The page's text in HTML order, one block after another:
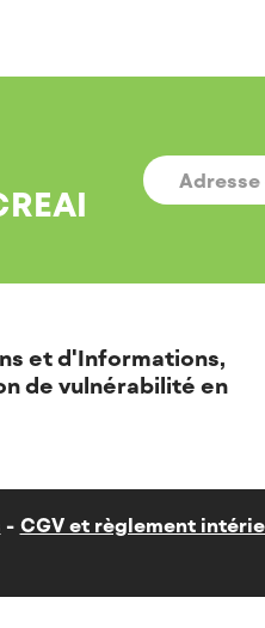
E-
MAIL *
et d'Informations,
de vulnérabilité en
CGV et règlement